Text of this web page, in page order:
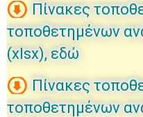
Πίνακες
τοποθετημένων
(xlsx), εδώ
Πίνακες
τοποθετημένων